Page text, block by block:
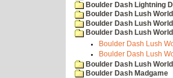
Boulder Dash Lightning
Boulder Dash Lush
Boulder Dash Lush
Boulder Dash Lush
Boulder Dash Lush
Boulder Dash Lush
Boulder Dash Lush
Boulder Dash Madgame